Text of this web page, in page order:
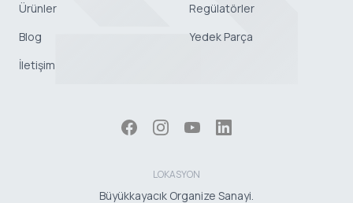
Ürünler
Blog
İletişim
Regülatörler
Yedek Parça
LOKASYON
Büyükkayacık Organize Sanayi.